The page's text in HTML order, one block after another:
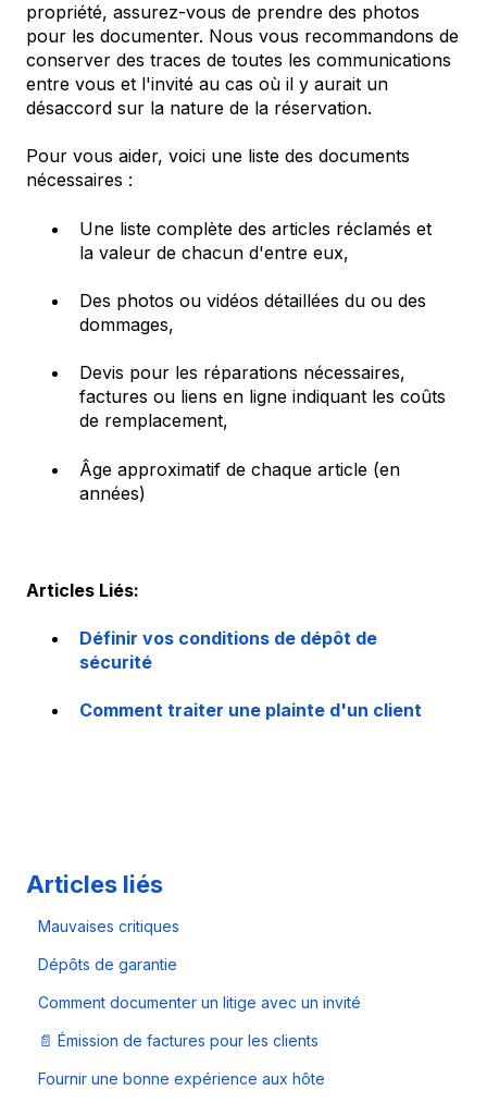
propriété, assurez-vous de prendre des photos
pour les documenter. Nous vous recommandons de
conserver des traces de toutes les communications
entre vous et l'invité au cas où il y aurait un
désaccord sur la nature de la réservation.
Pour vous aider, voici une liste des documents
nécessaires :
Une liste complète des articles réclamés et
la valeur de chacun d'entre eux,
Des photos ou vidéos détaillées du ou des
dommages,
Devis pour les réparations nécessaires,
factures ou liens en ligne indiquant les coûts
de remplacement,
Âge approximatif de chaque article (en
années)
Articles Liés:
Définir vos conditions de dépôt de
sécurité
Comment traiter une plainte d'un client
Articles liés
Mauvaises critiques
Dépôts de garantie
Comment documenter un litige avec un invité
📄 Émission de factures pour les clients
Fournir une bonne expérience aux hôte